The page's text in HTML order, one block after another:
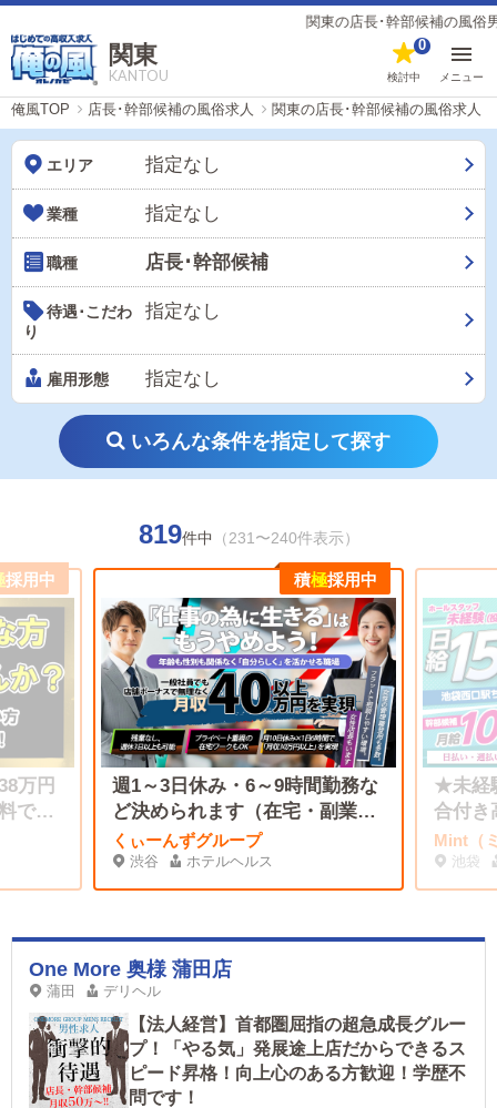
関東の店長･幹部候補の風俗男性求人
関東
KANTOU 検討中
0
メニュー
俺風TOP 店長･幹部候補の風俗求人 関東の店長･幹部候補の風俗求人
エリア 指定なし
業種 指定なし
職種 店長･幹部候補
待遇･こだわ
り
指定なし
雇用形態 指定なし
いろんな条件を指定して探す
819件中 （231〜240件表示）
万円
で還
採用中
週1～3日休み・6～9時間勤務な
ど決められます（在宅・副業
OK）
くぃーんずグループ
渋谷 ホテルヘルス
積極採用中
★未経
合付き
♪
Mint（
池袋
One More 奥様 蒲田店
蒲田 デリヘル
【法人経営】首都圏屈指の超急成長グルー
プ！「やる気」発展途上店だからできるス
ピード昇格！向上心のある方歓迎！学歴不
問です！